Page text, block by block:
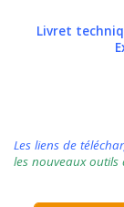
Livret
Les liens de
les nouveaux outils